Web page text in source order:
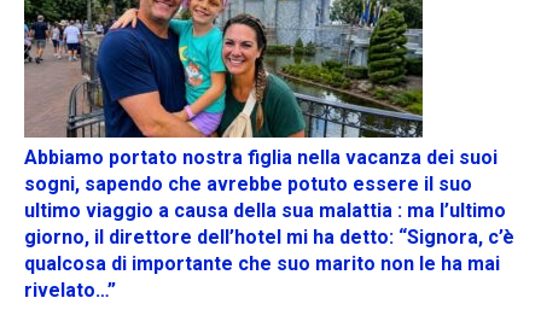
Abbiamo portato nostra figlia nella vacanza dei suoi
sogni, sapendo che avrebbe potuto essere il suo
ultimo viaggio a causa della sua malattia : ma l’ultimo
giorno, il direttore dell’hotel mi ha detto: “Signora, c’è
qualcosa di importante che suo marito non le ha mai
rivelato…”